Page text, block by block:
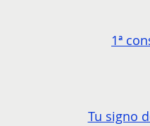
1ª
Tu signo